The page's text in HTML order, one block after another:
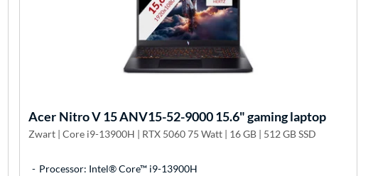
Acer Nitro V 15 ANV15-52-9000 15.6" gaming laptop
Zwart | Core i9-13900H | RTX 5060 75 Watt | 16 GB | 512 GB SSD
Processor: Intel® Core™ i9-13900H